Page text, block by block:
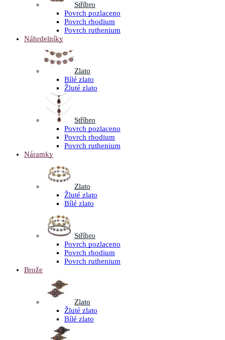
Stříbro
Povrch pozlaceno
Povrch rhodium
Povrch ruthenium
Náhrdelníky
Zlato
Bílé zlato
Žluté zlato
Stříbro
Povrch pozlaceno
Povrch rhodium
Povrch ruthenium
Náramky
Zlato
Žluté zlato
Bílé zlato
Stříbro
Povrch pozlaceno
Povrch rhodium
Povrch ruthenium
Brože
Zlato
Žluté zlato
Bílé zlato